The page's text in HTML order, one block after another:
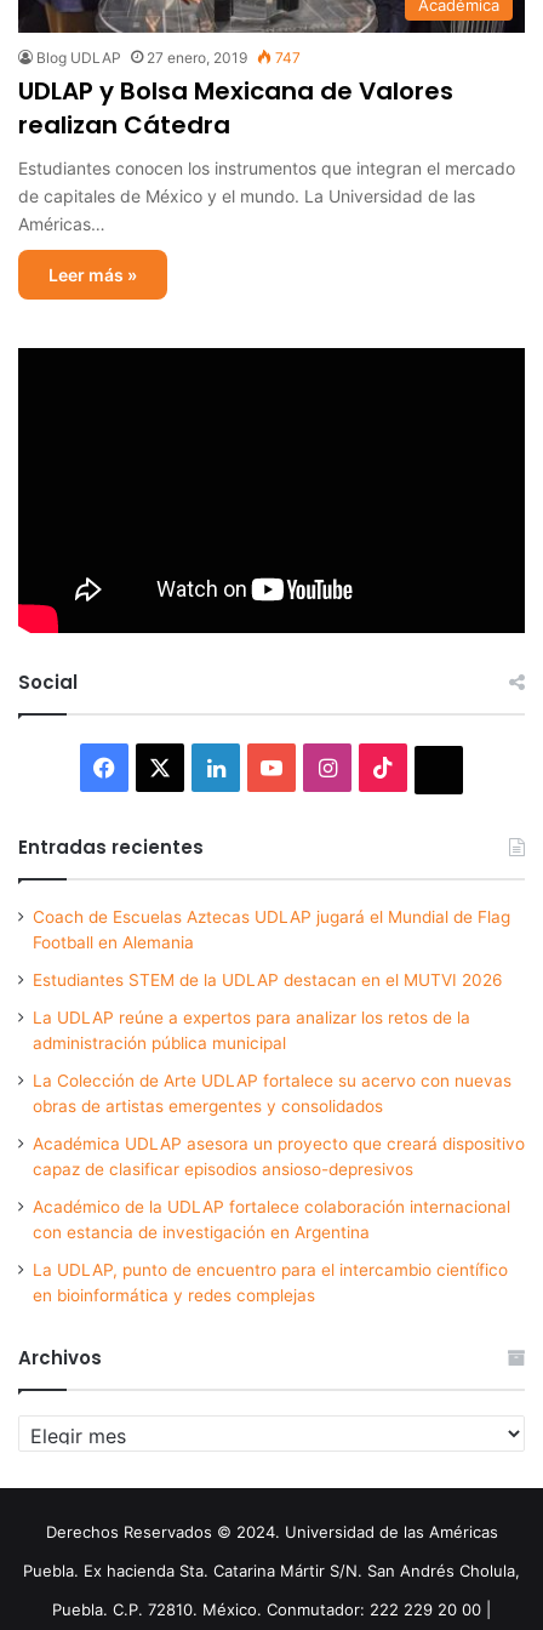
Académica
Blog UDLAP 27 enero, 2019 747
UDLAP y Bolsa Mexicana de Valores
realizan Cátedra
Estudiantes conocen los instrumentos que integran el mercado
de capitales de México y el mundo. La Universidad de las
Américas…
Leer más »
Social
Facebook LinkedInYouTubeInstagram
Entradas recientes
Coach de Escuelas Aztecas UDLAP jugará el Mundial de Flag
Football en Alemania
Estudiantes STEM de la UDLAP destacan en el MUTVI 2026
La UDLAP reúne a expertos para analizar los retos de la
administración pública municipal
La Colección de Arte UDLAP fortalece su acervo con nuevas
obras de artistas emergentes y consolidados
Académica UDLAP asesora un proyecto que creará dispositivo
capaz de clasificar episodios ansioso-depresivos
Académico de la UDLAP fortalece colaboración internacional
con estancia de investigación en Argentina
La UDLAP, punto de encuentro para el intercambio científico
en bioinformática y redes complejas
Archivos
Archivos
Derechos Reservados © 2024. Universidad de las Américas
Puebla. Ex hacienda Sta. Catarina Mártir S/N. San Andrés Cholula,
Puebla. C.P. 72810. México. Conmutador: 222 229 20 00 |